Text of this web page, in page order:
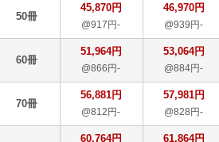
50冊
45,870円
@917円-
46,970円
@939円-
60冊
51,964円
@866円-
53,064円
@884円-
70冊
56,881円
@812円-
57,981円
@828円-
60,764円 61,864円